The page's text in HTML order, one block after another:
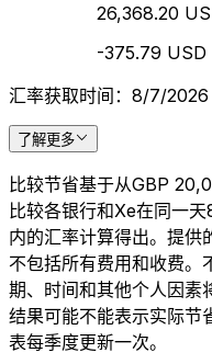
26,368.20
-375.79 USD
汇率获取时间：8/7/2026
了解更多
比较节省基于从GBP
比较各银行和Xe在同一
内的汇率计算得出。提供
不包括所有费用和收费。
期、时间和其他个人因素
结果可能不能表示实际节
表每季度更新一次。